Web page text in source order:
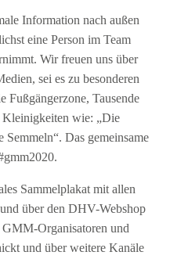
Information nach außen
eine Person im Team
Wir freuen uns über
sei es zu besonderen
Fußgängerzone, Tausende
Kleinigkeiten wie: „Die
Das gemeinsame
Sammelplakat mit allen
über den DHV-Webshop
Organisatoren und
und über weitere Kanäle